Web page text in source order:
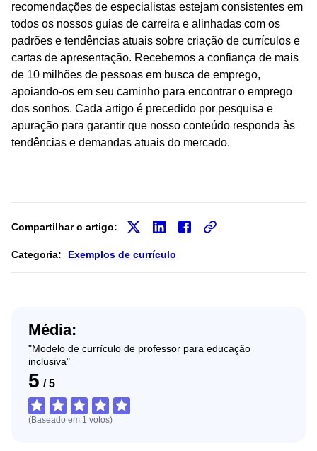
recomendações de especialistas estejam consistentes em
todos os nossos guias de carreira e alinhadas com os
padrões e tendências atuais sobre criação de currículos e
cartas de apresentação. Recebemos a confiança de mais
de 10 milhões de pessoas em busca de emprego,
apoiando-os em seu caminho para encontrar o emprego
dos sonhos. Cada artigo é precedido por pesquisa e
apuração para garantir que nosso conteúdo responda às
tendências e demandas atuais do mercado.
Compartilhar o artigo:
Categoria: Exemplos de currículo
Média:
"Modelo de currículo de professor para educação
inclusiva"
5 / 5
(Baseado em 1 votos)